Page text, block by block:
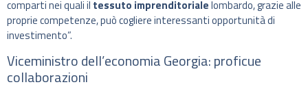
comparti nei quali il tessuto imprenditorialelombardo, grazie alle
proprie competenze, può cogliere interessanti opportunità di
investimento”.
Viceministro dell’economia Georgia: proficue
collaborazioni